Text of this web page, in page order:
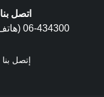
اتصل بنا
06-434300 (هاتف وفاكس)
إتصل بنا